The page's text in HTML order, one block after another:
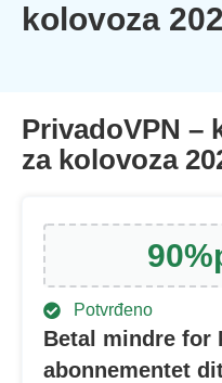
kolovoza
PrivadoVPN –
za kolovoza
90%
Potvrđeno
Betal mindre for
abonnementet